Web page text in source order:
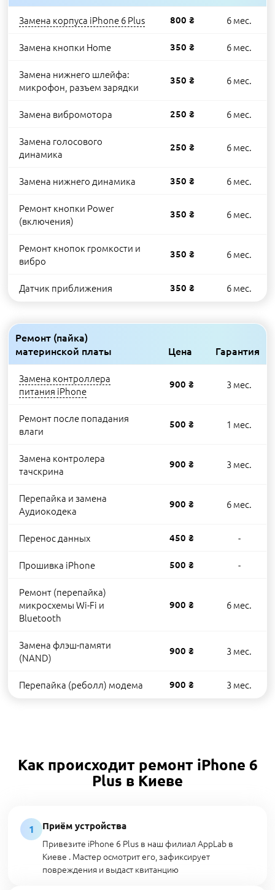
Замена корпуса iPhone 6 Plus 800 ₴ 6 мес.
Замена кнопки Home 350 ₴ 6 мес.
Замена нижнего шлейфа:
микрофон, разъем зарядки
350 ₴ 6 мес.
Замена вибромотора 250 ₴ 6 мес.
Замена голосового
динамика
250 ₴ 6 мес.
Замена нижнего динамика 350 ₴ 6 мес.
Ремонт кнопки Power
(включения)
350 ₴ 6 мес.
Ремонт кнопок громкости и
вибро
350 ₴ 6 мес.
Датчик приближения 350 ₴ 6 мес.
Ремонт (пайка)
материнской платы
Цена Гарантия
Замена контроллера
питания iPhone
900 ₴ 3 мес.
Ремонт после попадания
влаги
500 ₴ 1 мес.
Замена контролера
тачскрина
900 ₴ 3 мес.
Перепайка и замена
Аудиокодека
900 ₴ 6 мес.
Перенос данных 450 ₴ -
Прошивка iPhone 500 ₴ -
Ремонт (перепайка)
микросхемы Wi-Fi и
Bluetooth
900 ₴ 6 мес.
Замена флэш-памяти
(NAND)
900 ₴ 3 мес.
Перепайка (реболл) модема 900 ₴ 3 мес.
Как происходит ремонт iPhone 6
Plus в Киеве
1
Приём устройства
Привезите iPhone 6 Plus в наш филиал AppLab в
Киеве . Мастер осмотрит его, зафиксирует
повреждения и выдаст квитанцию